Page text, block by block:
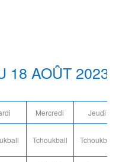
18 AOÛT 2023
Mercredi Jeudi
Tchoukball Tchoukball